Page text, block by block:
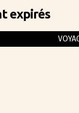
expirés